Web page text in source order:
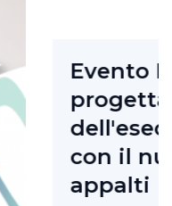
di
e controllo
codice degli